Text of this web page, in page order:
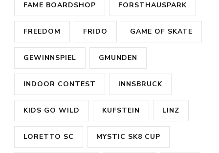
FAME BOARDSHOP FORSTHAUSPARK
FREEDOM FRIDO GAME OF SKATE
GEWINNSPIEL GMUNDEN
INDOOR CONTEST INNSBRUCK
KIDS GO WILD KUFSTEIN LINZ
LORETTO SC MYSTIC SK8 CUP